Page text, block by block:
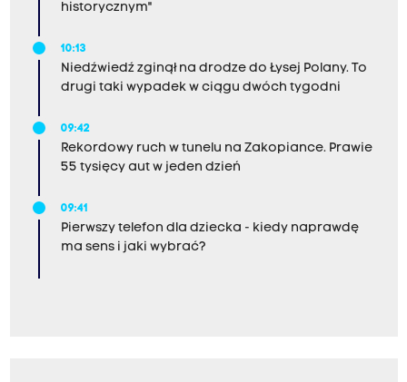
historycznym"
10:13
Niedźwiedź zginął na drodze do Łysej Polany. To
drugi taki wypadek w ciągu dwóch tygodni
09:42
Rekordowy ruch w tunelu na Zakopiance. Prawie
55 tysięcy aut w jeden dzień
09:41
Pierwszy telefon dla dziecka - kiedy naprawdę
ma sens i jaki wybrać?